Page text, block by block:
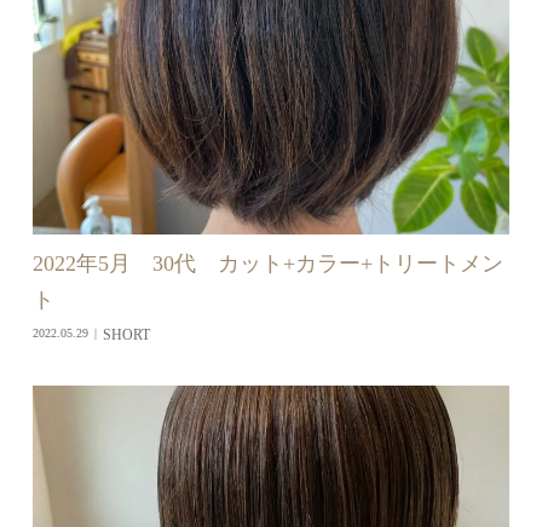
2022年5月 30代 カット+カラー+トリートメン
ト
2022.05.29 SHORT